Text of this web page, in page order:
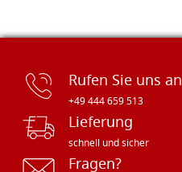
Rufen Sie uns an
+49 444 659 513
Lieferung
schnell und sicher
Fragen?